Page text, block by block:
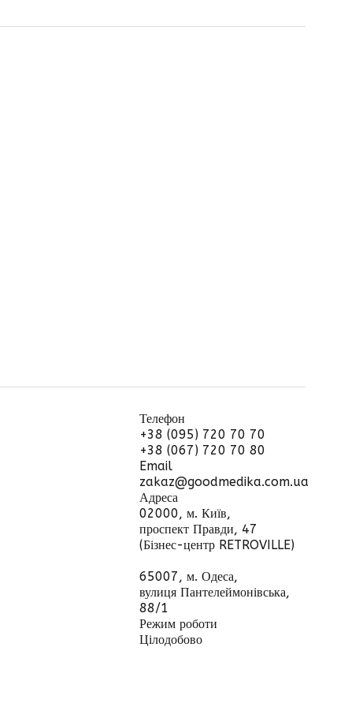
Телефон
+38 (095) 720 70 70
+38 (067) 720 70 80
Email
zakaz@goodmedika.com.ua
Адреса
02000, м. Київ,
проспект Правди, 47
(Бізнес-центр RETROVILLE)
65007, м. Одеса,
вулиця Пантелеймонівська,
88/1
Режим роботи
Цілодобово